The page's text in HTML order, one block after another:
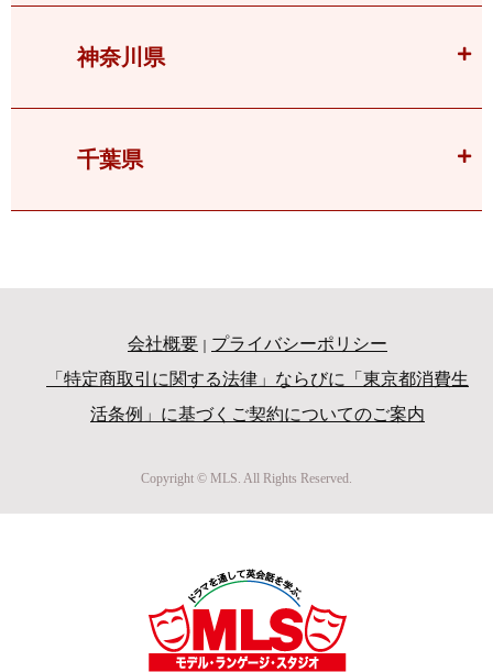
神奈川県
千葉県
会社概要 ｜ プライバシーポリシー
「特定商取引に関する法律」ならびに「東京都消費生
活条例」に基づくご契約についてのご案内
Copyright © MLS. All Rights Reserved.